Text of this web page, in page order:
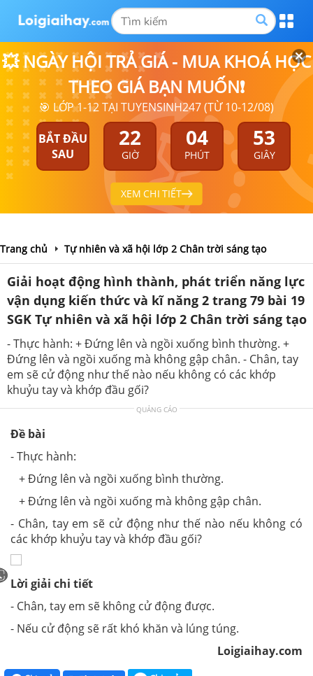
💥 NGÀY HỘI TRẢ GIÁ - MUA KHOÁ HỌC
THEO GIÁ BẠN MUỐN❗
🎯 LỚP 1-12 TẠI TUYENSINH247 (TỪ 10-12/08)
BẮT ĐẦU
SAU
22
GIỜ
04
PHÚT
52
GIÂY
XEM CHI TIẾT
Trang chủ Tự nhiên và xã hội lớp 2 Chân trời sáng tạo
Giải hoạt động hình thành, phát triển năng lực
vận dụng kiến thức và kĩ năng 2 trang 79 bài 19
SGK Tự nhiên và xã hội lớp 2 Chân trời sáng tạo
- Thực hành: + Đứng lên và ngồi xuống bình thường. +
Đứng lên và ngồi xuống mà không gập chân. - Chân, tay
em sẽ cử động như thế nào nếu không có các khớp
khuỷu tay và khớp đầu gối?
QUẢNG CÁO
Đề bài
- Thực hành:
+ Đứng lên và ngồi xuống bình thường.
+ Đứng lên và ngồi xuống mà không gập chân.
- Chân, tay em sẽ cử động như thế nào nếu không có
các khớp khuỷu tay và khớp đầu gối?
Lời giải chi tiết
- Chân, tay em sẽ không cử động được.
- Nếu cử động sẽ rất khó khăn và lúng túng.
Loigiaihay.com